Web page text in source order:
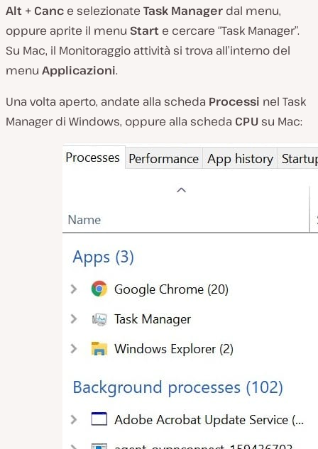
Alt + Canc e selezionate Task Manager dal menu,
oppure aprite il menu Start e cercare “Task Manager”.
Su Mac, il Monitoraggio attività si trova all’interno del
menu Applicazioni.
Una volta aperto, andate alla scheda Processi nel Task
Manager di Windows, oppure alla scheda CPU su Mac: